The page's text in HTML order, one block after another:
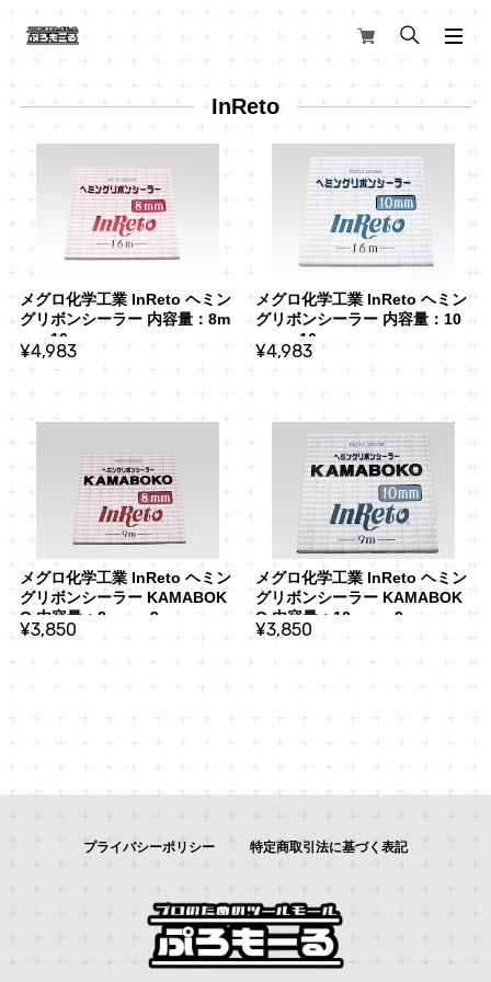
InReto
メグロ化学工業 InReto ヘミン
グリボンシーラー 内容量：8m
m x 16m
¥4,983
メグロ化学工業 InReto ヘミン
グリボンシーラー 内容量：10
mm x 16m
¥4,983
メグロ化学工業 InReto ヘミン
グリボンシーラー KAMABOK
O 内容量：8mm x 9m
¥3,850
メグロ化学工業 InReto ヘミン
グリボンシーラー KAMABOK
O 内容量：10mm x 9m
¥3,850
プライバシーポリシー 特定商取引法に基づく表記